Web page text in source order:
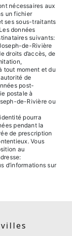
nécessaires aux
un fichier
ses sous-traitants
données
suivants:
de-Rivière
droits d’accès, de
tout moment et du
de
post-
postale à
de-Rivière ou
pourra
pendant la
de prescription
Vous
au
d’informations sur